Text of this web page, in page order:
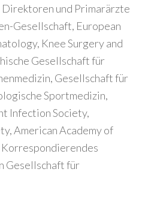
und Primarärzte
Gesellschaft, European
Knee Surgery and
Gesellschaft für
Gesellschaft für
Sportmedizin,
Infection Society,
American Academy of
Gesellschaft für